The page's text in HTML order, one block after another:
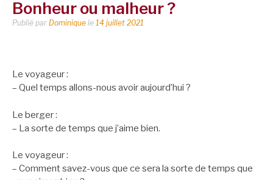
Bonheur ou malheur ?
Publié par Dominique le 14 juillet 2021
Le voyageur :
– Quel temps allons-nous avoir aujourd’hui ?
Le berger :
– La sorte de temps que j’aime bien.
Le voyageur :
– Comment savez-vous que ce sera la sorte de temps que